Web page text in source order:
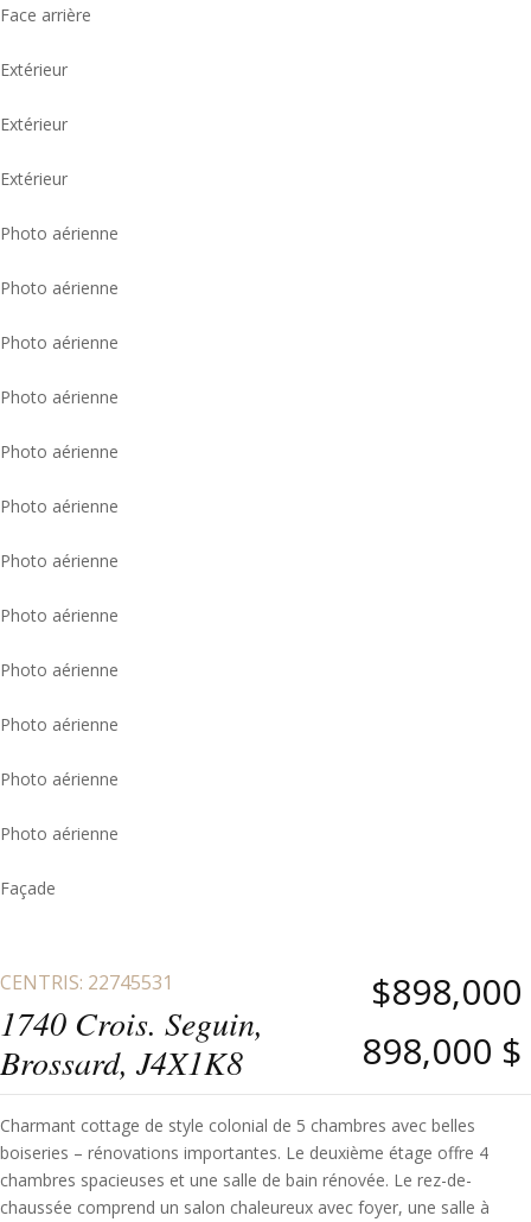
Face arrière
Extérieur
Extérieur
Extérieur
Photo aérienne
Photo aérienne
Photo aérienne
Photo aérienne
Photo aérienne
Photo aérienne
Photo aérienne
Photo aérienne
Photo aérienne
Photo aérienne
Photo aérienne
Photo aérienne
Façade
CENTRIS: 22745531
1740 Crois. Seguin,
Brossard, J4X1K8
$898,000
898,000 $
Charmant cottage de style colonial de 5 chambres avec belles
boiseries – rénovations importantes. Le deuxième étage offre 4
chambres spacieuses et une salle de bain rénovée. Le rez-de-
chaussée comprend un salon chaleureux avec foyer, une salle à